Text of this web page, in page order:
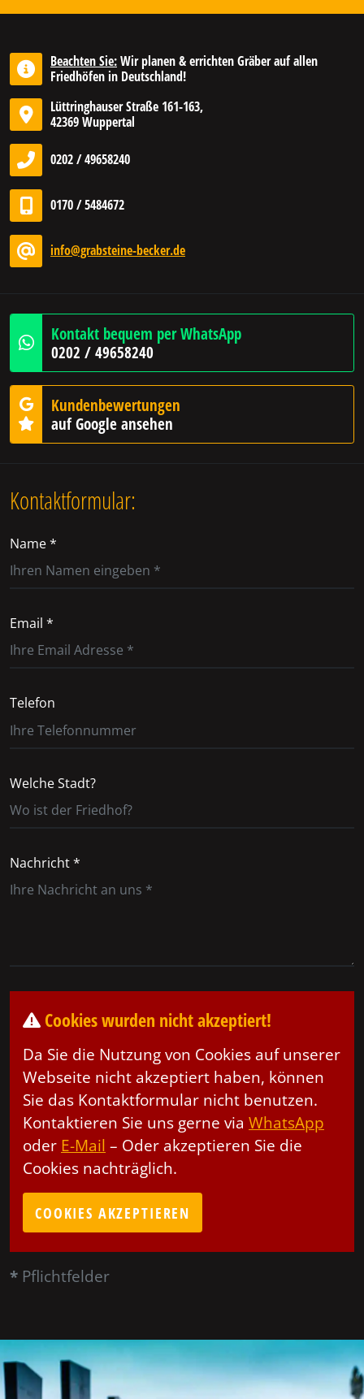
Beachten Sie:Wir planen & errichten Gräber auf allen
Friedhöfen in Deutschland!
Lüttringhauser Straße 161-163,
42369 Wuppertal
0202 / 49658240
0170 / 5484672
info@grabsteine-becker.de
Kontakt bequem per WhatsApp
0202 / 49658240
Kundenbewertungen
auf Google ansehen
Kontaktformular:
Name *
Email *
Telefon
Welche Stadt?
Nachricht *
Cookies wurden nicht akzeptiert!
Da Sie die Nutzung von Cookies auf unserer
Webseite nicht akzeptiert haben, können
Sie das Kontaktformular nicht benutzen.
Kontaktieren Sie uns gerne via WhatsApp
oder E-Mail – Oder akzeptieren Sie die
Cookies nachträglich.
COOKIES AKZEPTIEREN
* Pflichtfelder